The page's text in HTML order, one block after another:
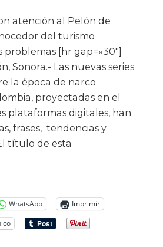
atención al Pelón de
del turismo
problemas [hr gap=»30″]
Sonora.- Las nuevas series
la época de narco
proyectadas en el
plataformas digitales, han
frases, tendencias y
título de esta
WhatsApp
Imprimir